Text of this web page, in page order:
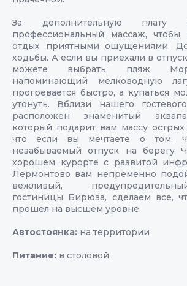
За дополнительную плату
профессиональный массаж,
отдых приятными ощущениями.
ходьбы. А если вы приехали в
можете выбрать пляж
напоминающий мелководную
прогревается быстро, а купаться
утонуть. Вблизи нашего
расположен знаменитый
который подарит вам массу
что если вы мечтаете о том,
незабываемый отпуск на берегу
хорошем курорте с развитой
Лермонтово вам непременно
вежливый,
гостиницы Бирюза, сделаем все,
прошел на высшем уровне.
Автостоянка: на территории
Питание: в столовой